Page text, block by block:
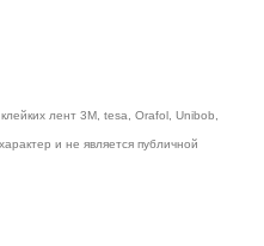
лент 3M, tesa, Orafol, Unibob,
и не является публичной